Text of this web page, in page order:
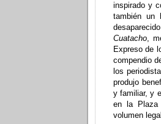
inspirado y
también un
Cuatacho ,
Expreso de
compendio
los
produjo
y familiar, y
en la Plaza
volumen